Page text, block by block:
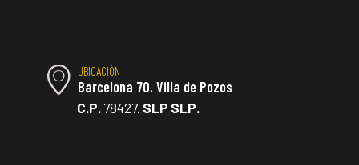
UBICACIÓN
Barcelona 70. Villa de Pozos
C.P. 78427. SLP SLP.